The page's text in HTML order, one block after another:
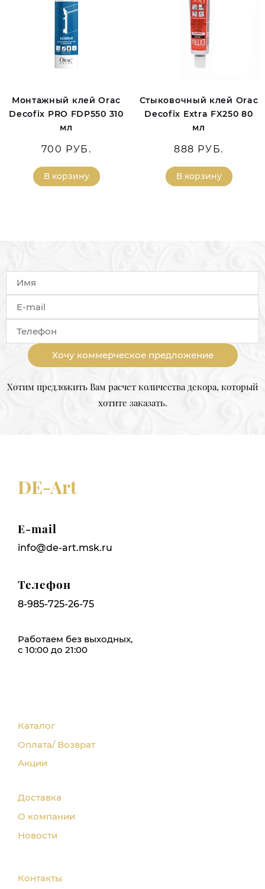
Монтажный клей Orac
Decofix PRO FDP550 310
мл
700 РУБ.
В корзину
Стыковочный клей Orac
Decofix Extra FX250 80
мл
888 РУБ.
В корзину
Хочу коммерческое предложение
Хотим предложить Вам расчет количества декора, который
хотите заказать.
DE-Art
E-mail
info@de-art.msk.ru
Телефон
8-985-725-26-75
Работаем без выходных,
с 10:00 до 21:00
Каталог
Оплата/ Возврат
Акции
Доставка
О компании
Новости
Контакты